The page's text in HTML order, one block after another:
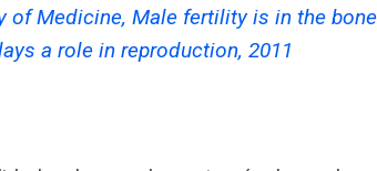
of Medicine, Male fertility is in the
a role in reproduction, 2011